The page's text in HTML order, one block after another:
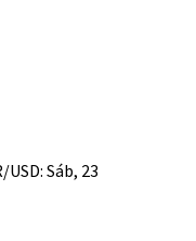
USD: Sáb, 23